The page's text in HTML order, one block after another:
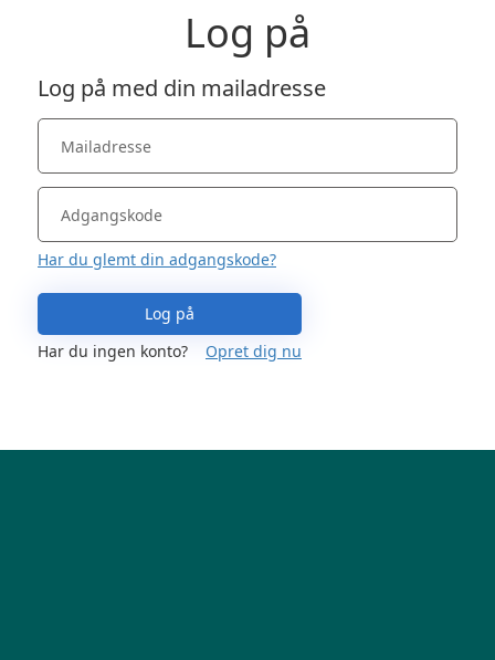
Log på
Log på med din mailadresse
Har du glemt din adgangskode?
Log på
Har du ingen konto?
Opret dig nu